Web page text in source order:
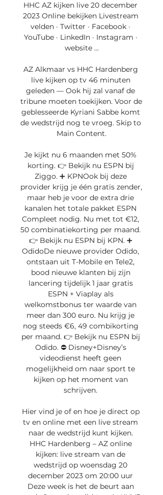
HHC AZ kijken live 20 december
2023 Online bekijken Livestream
velden · Twitter · Facebook ·
YouTube · LinkedIn · Instagram ·
website ...
AZ Alkmaar vs HHC Hardenberg
live kijken op tv 46 minuten
geleden — Ook hij zal vanaf de
tribune moeten toekijken. Voor de
geblesseerde Kyriani Sabbe komt
de wedstrijd nog te vroeg. Skip to
Main Content.
Je kijkt nu 6 maanden met 50%
korting. 👉 Bekijk nu ESPN bij
Ziggo. ➕ KPNOok bij deze
provider krijg je één gratis zender,
maar heb je voor de extra drie
kanalen het totale pakket ESPN
Compleet nodig. Nu met tot €12,
50 combinatiekorting per maand.
👉 Bekijk nu ESPN bij KPN. ➕
OdidoDe nieuwe provider Odido,
ontstaan uit T-Mobile en Tele2,
bood nieuwe klanten bij zijn
lancering tijdelijk 1 jaar gratis
ESPN + Viaplay als
welkomstbonus ter waarde van
meer dan 300 euro. Nu krijg je
nog steeds €6, 49 combikorting
per maand. 👉 Bekijk nu ESPN bij
Odido. ⛔️ Disney+Disney’s
videodienst heeft geen
mogelijkheid om naar sport te
kijken op het moment van
schrijven.
Hier vind je of en hoe je direct op
tv en online met een live stream
naar de wedstrijd kunt kijken.
HHC Hardenberg – AZ online
kijken: live stream van de
wedstrijd op woensdag 20
december 2023 om 20:00 uur
Deze week is het de beurt aan